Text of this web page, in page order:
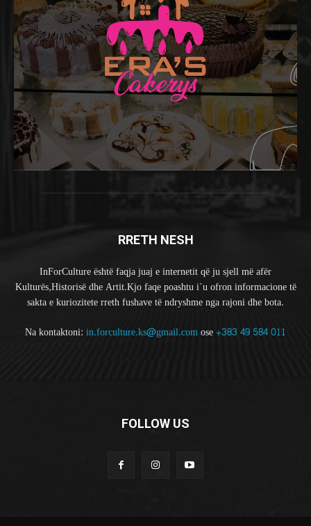
RRETH NESH
InForCulture është faqja juaj e internetit që ju sjell më afër
Kulturës,Historisë dhe Artit.Kjo faqe poashtu i`u ofron informacione të
sakta e kuriozitete rreth fushave të ndryshme nga rajoni dhe bota.
Na kontaktoni: in.forculture.ks@gmail.comose+383 49 584 011
FOLLOW US